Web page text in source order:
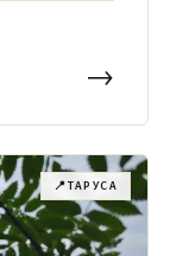
→
📍ТАРУСА